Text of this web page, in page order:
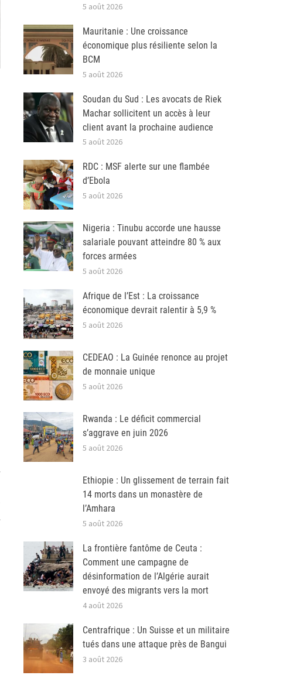
5 août 2026
Mauritanie : Une croissance
économique plus résiliente selon la
BCM
5 août 2026
Soudan du Sud : Les avocats de Riek
Machar sollicitent un accès à leur
client avant la prochaine audience
5 août 2026
RDC : MSF alerte sur une flambée
d’Ebola
5 août 2026
Nigeria : Tinubu accorde une hausse
salariale pouvant atteindre 80 % aux
forces armées
5 août 2026
Afrique de l’Est : La croissance
économique devrait ralentir à 5,9 %
5 août 2026
CEDEAO : La Guinée renonce au projet
de monnaie unique
5 août 2026
Rwanda : Le déficit commercial
s’aggrave en juin 2026
5 août 2026
Ethiopie : Un glissement de terrain fait
14 morts dans un monastère de
l’Amhara
5 août 2026
La frontière fantôme de Ceuta :
Comment une campagne de
désinformation de l’Algérie aurait
envoyé des migrants vers la mort
4 août 2026
Centrafrique : Un Suisse et un militaire
tués dans une attaque près de Bangui
3 août 2026